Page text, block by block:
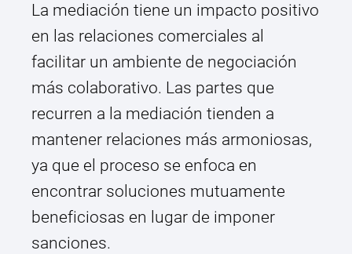
La mediación tiene un impacto positivo
en las relaciones comerciales al
facilitar un ambiente de negociación
más colaborativo. Las partes que
recurren a la mediación tienden a
mantener relaciones más armoniosas,
ya que el proceso se enfoca en
encontrar soluciones mutuamente
beneficiosas en lugar de imponer
sanciones.